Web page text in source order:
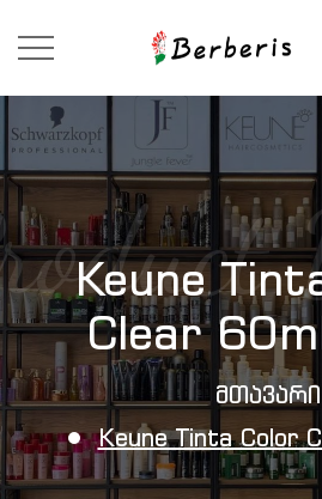
Keune
Clear
Მთავარი
Keune Tinta Color